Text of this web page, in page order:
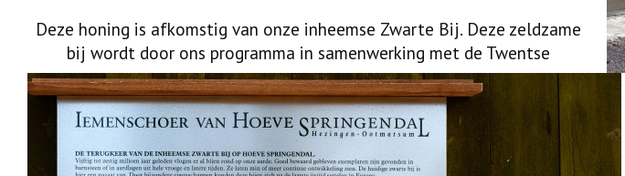
Deze honing is afkomstig van onze inheemse Zwarte Bij. Deze zeldzame
bij wordt door ons programma in samenwerking met de Twentse